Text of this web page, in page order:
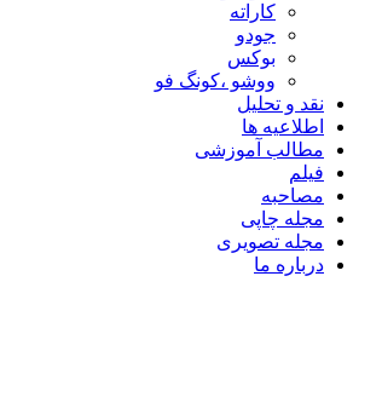
کاراته
جودو
بوکس
ووشو ،کونگ فو
نقد و تحلیل
اطلاعیه ها
مطالب آموزشی
فیلم
مصاحبه
مجله چاپی
مجله تصویری
درباره ما